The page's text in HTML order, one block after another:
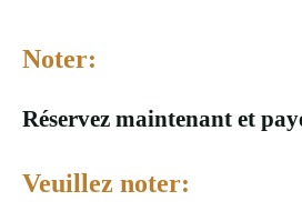
Noter:
Réservez maintenant et
Veuillez noter: